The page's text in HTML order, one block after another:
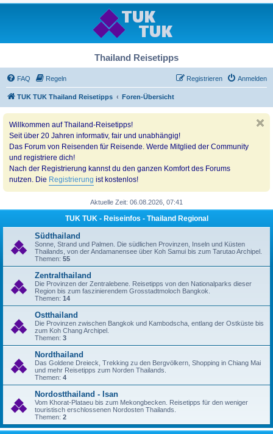
Thailand Reisetipps
FAQ Regeln Anmelden
Registrieren
TUK TUK Thailand Reisetipps Foren-Übersicht
Willkommen auf Thailand-Reisetipps!
Seit über 20 Jahren informativ, fair und unabhängig!
Das Forum von Reisenden für Reisende. Werde Mitglied der Community
und registriere dich!
Nach der Registrierung kannst du den ganzen Komfort des Forums
nutzen. Die Registrierung ist kostenlos!
Aktuelle Zeit: 06.08.2026, 07:41
TUK TUK - Reiseinfos - Thailand Regional
Südthailand
Sonne, Strand und Palmen. Die südlichen Provinzen, Inseln und Küsten
Thailands, von der Andamanensee über Koh Samui bis zum Tarutao Archipel.
Themen: 55
Zentralthailand
Die Provinzen der Zentralebene. Reisetipps von den Nationalparks dieser
Region bis zum faszinierendem Grosstadtmoloch Bangkok.
Themen: 14
Ostthailand
Die Provinzen zwischen Bangkok und Kambodscha, entlang der Ostküste bis
zum Koh Chang Archipel.
Themen: 3
Nordthailand
Das Goldene Dreieck, Trekking zu den Bergvölkern, Shopping in Chiang Mai
und mehr Reisetipps zum Norden Thailands.
Themen: 4
Nordostthailand - Isan
Vom Khorat-Plataeu bis zum Mekongbecken. Reisetipps für den weniger
touristisch erschlossenen Nordosten Thailands.
Themen: 2